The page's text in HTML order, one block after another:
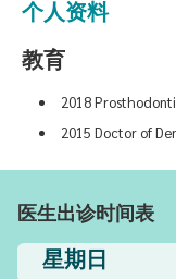
个人资料
教育
2018
2015 Doctor of
医生出诊时间表
星期日